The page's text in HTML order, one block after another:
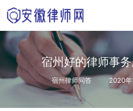
宿州好的律师事
宿州律师问答 2020年